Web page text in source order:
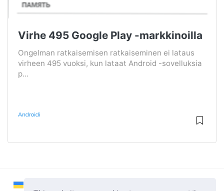
Virhe 495 Google Play -markkinoilla
Ongelman ratkaisemisen ratkaiseminen ei lataus
virheen 495 vuoksi, kun lataat Android -sovelluksia
p...
Androidi